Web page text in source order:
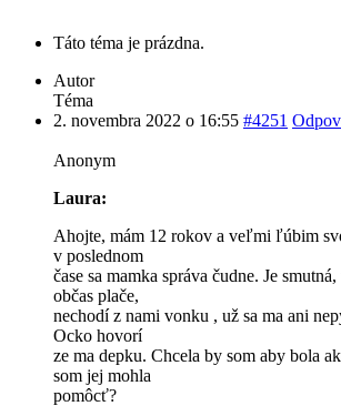
Táto téma je prázdna.
Autor
Téma
2. novembra 2022 o 16:55 #4251
Anonym
Laura:
Ahojte, mám 12 rokov a veľmi ľúbim
v poslednom
čase sa mamka správa čudne. Je
občas plače,
nechodí z nami vonku , už sa ma ani
Ocko hovorí
ze ma depku. Chcela by som aby bola
som jej mohla
pomôcť?